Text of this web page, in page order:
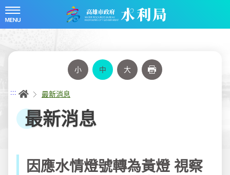
到
主
要
小 中 大
::: 首頁最新消息
最新消息
因應水情燈號轉為黃燈 視察